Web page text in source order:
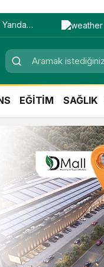
EĞİTİM SAĞLIK